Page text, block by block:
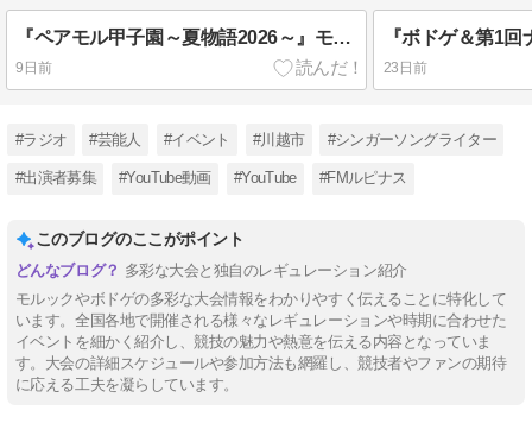
『ペアモル甲子園～夏物語2026～』モルック大会レギュレーション IN埼玉県上尾市
9日前 23日前
#ラジオ #芸能人 #イベント #川越市 #シンガーソングライター
#出演者募集 #YouTube動画 #YouTube #FMルピナス
このブログのここがポイント
多彩な大会と独自のレギュレーション紹介
モルックやボドゲの多彩な大会情報をわかりやすく伝えることに特化して
います。全国各地で開催される様々なレギュレーションや時期に合わせた
イベントを細かく紹介し、競技の魅力や熱意を伝える内容となっていま
す。大会の詳細スケジュールや参加方法も網羅し、競技者やファンの期待
に応える工夫を凝らしています。